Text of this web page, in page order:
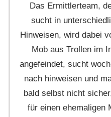
Das Ermittlerteam,
sucht in
Hinweisen, wird dabei
Mob aus Trollen im
angefeindet, sucht
nach hinweisen und
bald selbst nicht
für einen ehemaligen